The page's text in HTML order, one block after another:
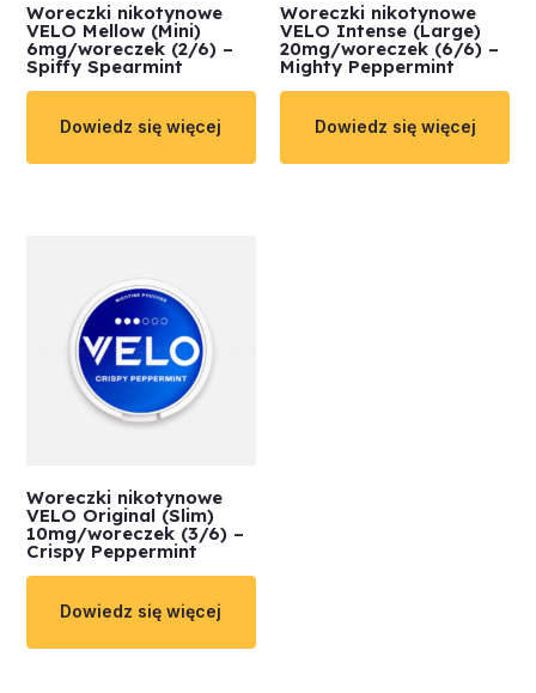
Woreczki nikotynowe
VELO Mellow (Mini)
6mg/woreczek (2/6) –
Spiffy Spearmint
Dowiedz się więcej
Woreczki nikotynowe
VELO Intense (Large)
20mg/woreczek (6/6) –
Mighty Peppermint
Dowiedz się więcej
Woreczki nikotynowe
VELO Original (Slim)
10mg/woreczek (3/6) –
Crispy Peppermint
Dowiedz się więcej